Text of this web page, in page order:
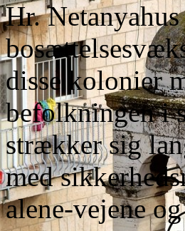
Hr.
disse kolonier
befolkningen i
strækker sig
med
alene-vejene